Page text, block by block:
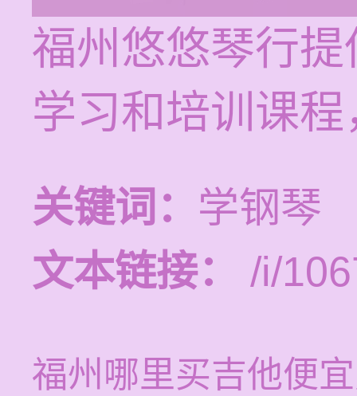
福州悠悠琴行
学习和培训课
关键词： 学钢琴
文本链接：
/i/
福州哪里买吉他便